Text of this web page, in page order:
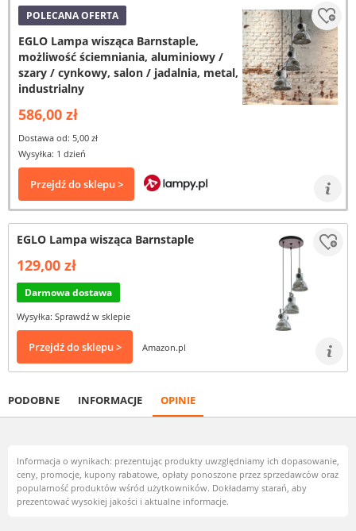
POLECANA OFERTA
EGLO Lampa wisząca Barnstaple,
możliwość ściemniania, aluminiowy /
szary / cynkowy, salon / jadalnia, metal,
industrialny
586,00 zł
Dostawa od: 5,00 zł
Wysyłka: 1 dzień
Przejdź do sklepu >
EGLO Lampa wisząca Barnstaple
129,00 zł
Darmowa dostawa
Wysyłka: Sprawdź w sklepie
Przejdź do sklepu > Amazon.pl
PODOBNE INFORMACJE OPINIE
Informacja o wynikach: prezentując produkty uwzględniamy ich dopasowanie,
ceny, promocje, kupony rabatowe, opłaty ponoszone przez sprzedawców oraz
popularność produktów wśród użytkowników. Dokładamy starań, aby
prezentować wysokiej jakości i aktualne informacje.